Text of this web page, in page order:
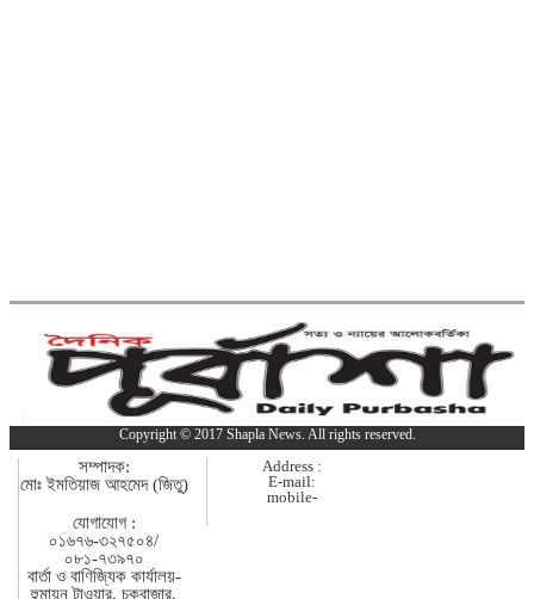
দাউদকান্দিতে ইটবোঝাই বাল্কহেডের ওপর
ভেঙে পড়ল বেইলি সেতু
গত ২৪ ঘণ্টায় হাম উপসর্গে প্রাণ
গেল আরো ৪ শিশুর
কুমিল্লায় গাঁজাসহ নারী মাদক
কারবারি গ্রেপ্তার
Copyright © 2017 Shapla News. All rights reserved.
সম্পাদক:
মোঃ ইমতিয়াজ আহমেদ (জিতু)
যোগাযোগ :
০১৬৭৬-৩২৭৫০৪/
০৮১-৭৩৯৭০
বার্তা ও বাণিজ্যিক কার্যালয়-
হুমায়ন টাওয়ার, চকবাজার,
Address :
E-mail:
mobile-